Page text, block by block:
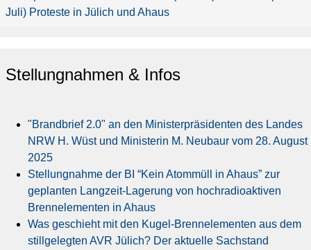
Juli) Proteste in Jülich und Ahaus
Stellungnahmen & Infos
"Brandbrief 2.0" an den Ministerpräsidenten des Landes
NRW H. Wüst und Ministerin M. Neubaur vom 28. August
2025
Stellungnahme der BI “Kein Atommüll in Ahaus” zur
geplanten Langzeit-Lagerung von hochradioaktiven
Brennelementen in Ahaus
Was geschieht mit den Kugel-Brennelementen aus dem
stillgelegten AVR Jülich? Der aktuelle Sachstand